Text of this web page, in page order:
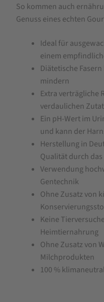
So kommen auch
Genuss eines echten
Ideal für
einem
Diätetische
mindern
Extra verträgliche
verdaulichen
Ein pH-Wert im
und kann der
Herstellung in
Qualität durch
Verwendung
Gentechnik
Ohne Zusatz von
Keine
Heimtiernahrung
Ohne Zusatz von
Milchprodukten
100 %